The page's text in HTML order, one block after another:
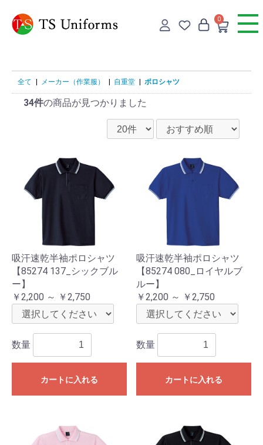
0
全て メーカー（作業服） 自重堂 ポロシャツ
34件の商品が見つかりました
吸汗速乾半袖ポロシャツ
【85274 137_シックブル
ー】
￥2,200 ～ ￥2,750
数量
カートに入れる
吸汗速乾半袖ポロシャツ
【85274 080_ロイヤルブ
ルー】
￥2,200 ～ ￥2,750
数量
カートに入れる